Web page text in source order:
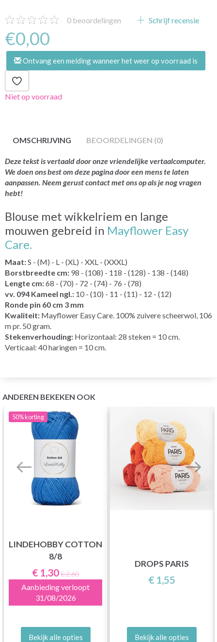
0 beoordelingen Schrijf recensie
€0,00
Ontvang een melding wanneer het weer op voorraad is
Niet op voorraad
OMSCHRIJVING BEOORDELINGEN (0)
Deze tekst is vertaald door onze vriendelijke vertaalcomputer.
We doen ons best om deze pagina door een mens te laten
aanpassen. Neem gerust contact met ons op als je nog vragen
hebt!
Blouse met wikkelriem en lange
mouwen gebreid in Mayflower Easy
Care.
Maat:S - (M) - L - (XL) - XXL - (XXXL)
Borstbreedte cm: 98 - (108) - 118 - (128) - 138 - (148)
Lengte cm:68 - (70) - 72 - (74) - 76 - (78)
vv. 094 Kameel ngl.: 10 - (10) - 11 - (11) - 12 - (12)
Ronde pin 60 cm 3 mm
Kwaliteit: Mayflower Easy Care. 100% zuivere scheerwol, 106
m pr. 50 gram.
Stekenverhouding: Horizontaal: 28 steken = 10 cm.
Verticaal: 40 haringen = 10 cm.
ANDEREN BEKEKEN OOK
50%korting
LINDEHOBBY COTTON
8/8
€ 1,30€ 2,60
Aanbieding verloopt
31/08/2026
Bekijk alle opties
DROPS PARIS
€ 1,55
Bekijk alle opties